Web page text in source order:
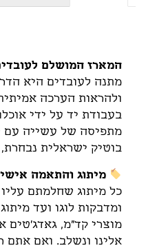
המארז המושלם
מתנה לעובדים היא
ולהראות הערכה
בעבודת יד על ידי
מתפיסה של עשייה עם
בוטיק ישראלית
מיתוג והתאמה
כל מיתוג שחלמתם
ומדבקות לוגו ועד
מוצרי קד"מ, גאדג'טים
אלינו ונשלב. ואם אתם